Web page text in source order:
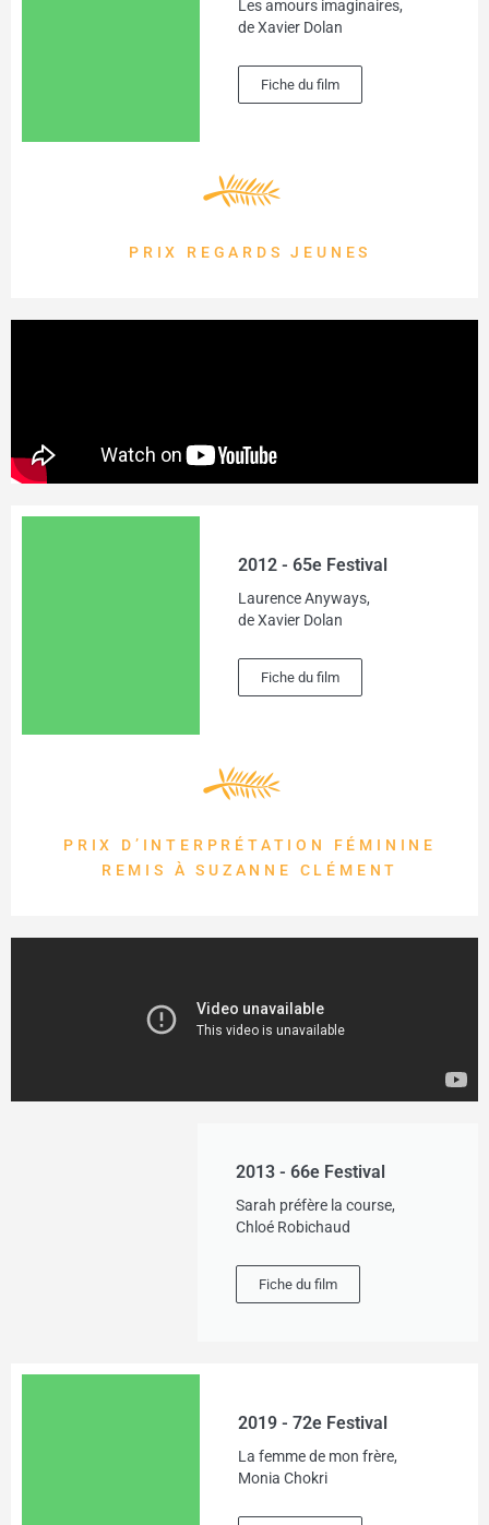
Les amours imaginaires,
de Xavier Dolan
Fiche du film
PRIX REGARDS JEUNES
2012 - 65e Festival
Laurence Anyways,
de Xavier Dolan
Fiche du film
PRIX D’INTERPRÉTATION FÉMININE
REMIS À SUZANNE CLÉMENT
2013 - 66e Festival
Sarah préfère la course,
Chloé Robichaud
Fiche du film
2019 - 72e Festival
La femme de mon frère,
Monia Chokri